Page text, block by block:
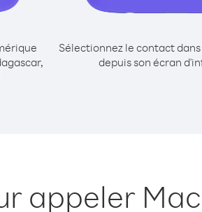
Sélectionnez le contact
depuis son écran
appeler